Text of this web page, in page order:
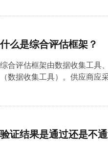
什么是综合评估框架？
综合评估框架由数据收集工具
（数据收集工具）。供应商
验证结果是通过还是不